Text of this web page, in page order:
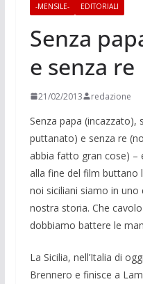
-MENSILE- EDITORIALI
Senza
e senza re
21/02/2013 redazione
Senza papa (incazzato),
puttanato) e senza re
abbia fatto gran cose) –
alla fine del film buttano
noi siciliani siamo in
nostra storia. Che
dobbiamo battere le
La Sicilia, nell’Italia di
Brennero e finisce a